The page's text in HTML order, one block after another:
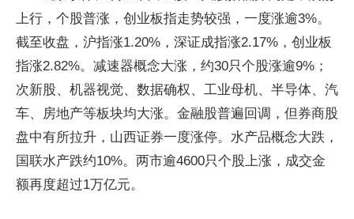
上行，个股普涨，创业板指走势较强，一度涨逾3%。
截至收盘，沪指涨1.20%，深证成指涨2.17%，创业板
指涨2.82%。减速器概念大涨，约30只个股涨逾9%；
次新股、机器视觉、数据确权、工业母机、半导体、汽
车、房地产等板块均大涨。金融股普遍回调，但券商股
盘中有所拉升，山西证券一度涨停。水产品概念大跌，
国联水产跌约10%。两市逾4600只个股上涨，成交金
额再度超过1万亿元。